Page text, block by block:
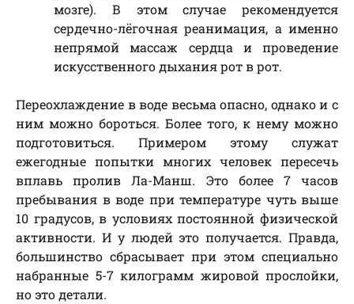
мозге). В этом случае рекомендуется
сердечно-лёгочная реанимация, а именно
непрямой массаж сердца и проведение
искусственного дыхания рот в рот.
Переохлаждение в воде весьма опасно, однако и с
ним можно бороться. Более того, к нему можно
подготовиться. Примером этому служат
ежегодные попытки многих человек пересечь
вплавь пролив Ла-Манш. Это более 7 часов
пребывания в воде при температуре чуть выше
10 градусов, в условиях постоянной физической
активности. И у людей это получается. Правда,
большинство сбрасывает при этом специально
набранные 5-7 килограмм жировой прослойки,
но это детали.